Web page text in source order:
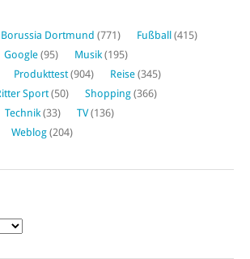
Borussia Dortmund (771) Fußball (415)
Google (95) Musik (195)
Produkttest(904) Reise (345)
Sport(50) Shopping (366)
Technik (33) TV(136)
Weblog (204)